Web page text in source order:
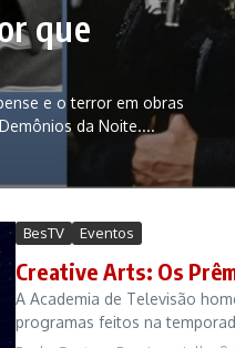
que
e o terror em obras
da Noite....
BesTV Eventos
Creative Arts: Os
A Academia de Televisão
programas feitos na